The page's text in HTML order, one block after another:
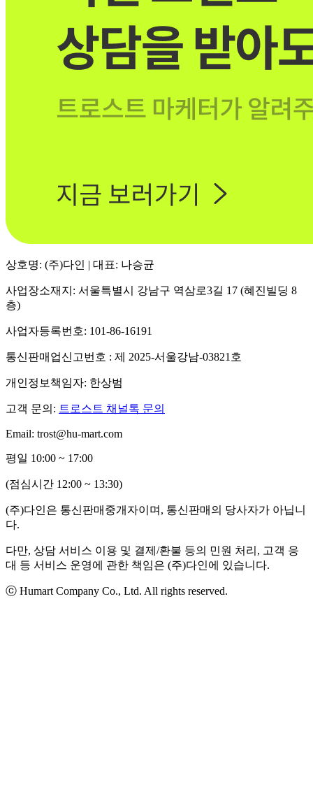
상호명: (주)다인 | 대표: 나승균
사업장소재지: 서울특별시 강남구 역삼로3길 17 (혜진빌딩 8
층)
사업자등록번호: 101-86-16191
통신판매업신고번호 : 제 2025-서울강남-03821호
개인정보책임자: 한상범
고객 문의: 트로스트 채널톡 문의
Email: trost@hu-mart.com
평일 10:00 ~ 17:00
(점심시간 12:00 ~ 13:30)
(주)다인은 통신판매중개자이며, 통신판매의 당사자가 아닙니
다.
다만, 상담 서비스 이용 및 결제/환불 등의 민원 처리, 고객 응
대 등 서비스 운영에 관한 책임은 (주)다인에 있습니다.
ⓒ Humart Company Co., Ltd. All rights reserved.